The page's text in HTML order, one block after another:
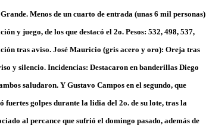
Menos de un cuarto de entrada (unas 6 mil personas)
y juego, de los que destacó el 2o. Pesos: 532, 498, 537,
tras aviso. José Mauricio (gris acero y oro): Oreja tras
y silencio. Incidencias: Destacaron en banderillas Diego
saludaron. Y Gustavo Campos en el segundo, que
golpes durante la lidia del 2o. de su lote, tras la
al percance que sufrió el domingo pasado, además de